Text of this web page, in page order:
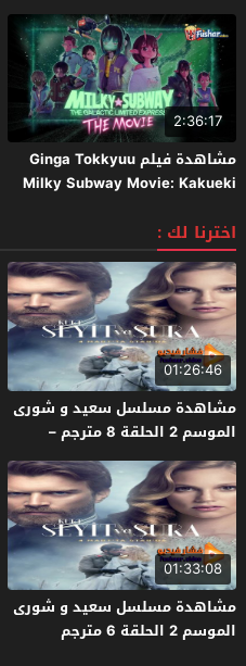
2:36:17
مشاهدة فيلم Ginga Tokkyuu
Milky Subway Movie: Kakueki
اخترنا لك :
01:26:46
مشاهدة مسلسل سعيد و شورى
الموسم 2 الحلقة 8 مترجم –
الأخيرة
01:33:08
مشاهدة مسلسل سعيد و شورى
الموسم 2 الحلقة 6 مترجم